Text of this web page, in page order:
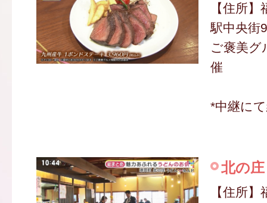
【住所
駅中央街
ご褒美グ
催
*中継に
北の庄
【住所